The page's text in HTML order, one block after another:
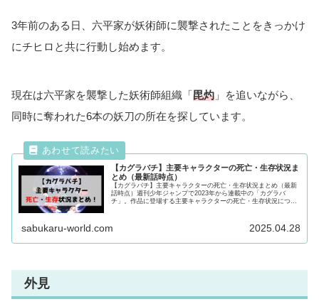
3年前のある日、六平家が妖術師に襲撃されたことをきっかけ
にチヒロと共に行動し始めます。
現在は六平家を襲撃した妖術師組織「毘灼 」を追いながら、
同時に奪われた6本の妖刀の所在を探しています。
【カグラバチ】主要キャラクターの死亡・生存状況ま
とめ（最新話時点）
【カグラバチ】主要キャラクターの死亡・生存状況まとめ（最新
話時点）週刊少年ジャンプで2023年から連載中の「カグラバ
チ」。作品に登場する主要キャラクターの死亡・生存状況につい
sabukaru-world.com 2025.04.28
外見